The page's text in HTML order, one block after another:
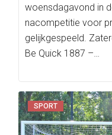
woensdagavond in
nacompetitie voor
gelijkgespeeld.
Be Quick 1887 –…
SPORT